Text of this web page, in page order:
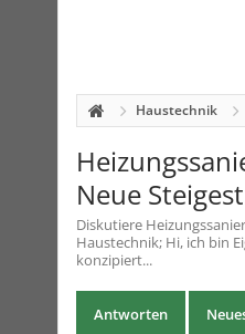
Haustechnik
Neue
Diskutiere
Haustechnik; Hi, ich bin
konzipiert...
Antworten